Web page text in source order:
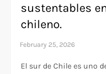
sustentables
chileno.
El sur de Chile es uno